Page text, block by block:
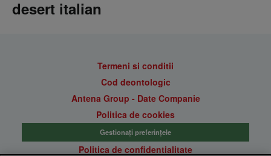
desert italian
Termeni si conditii
Cod deontologic
Antena Group - Date Companie
Politica de cookies
Gestionați preferințele
Politica de confidentialitate